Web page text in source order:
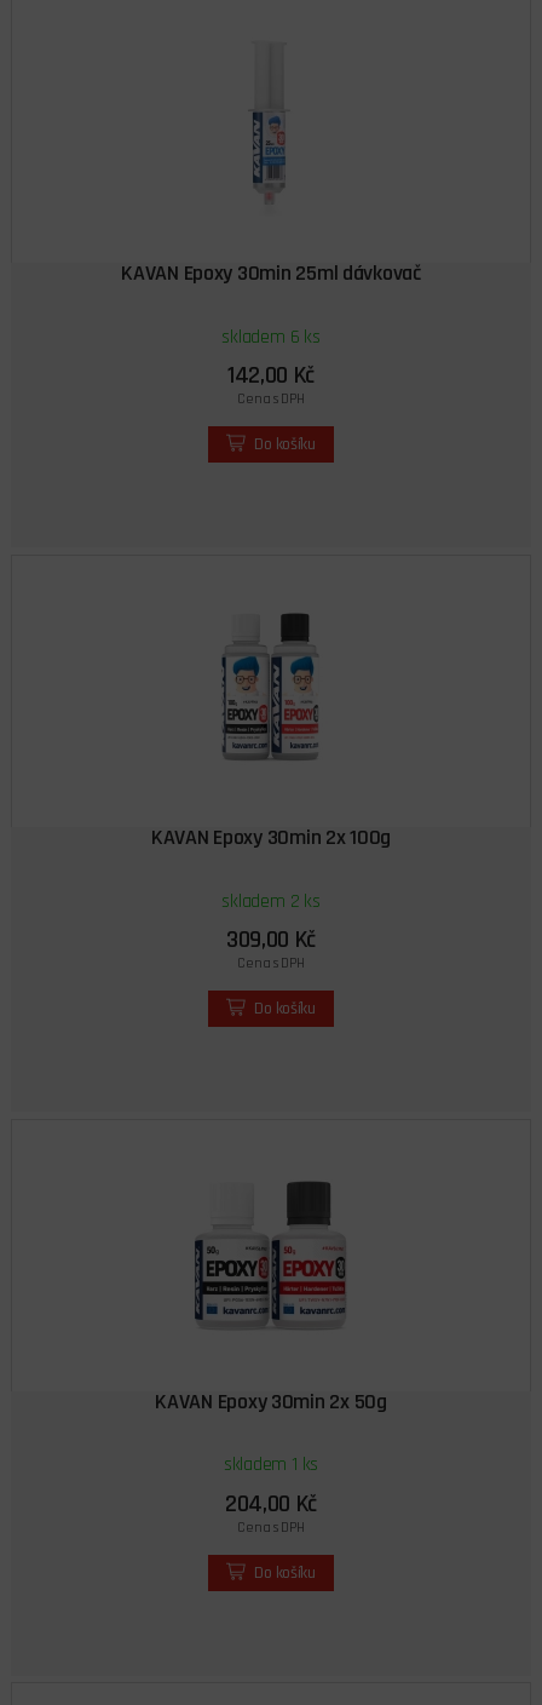
KAVAN Epoxy 30min 25ml dávkovač
skladem 6 ks
142,00 Kč
Cena s DPH
Do košíku
KAVAN Epoxy 30min 2x 100g
skladem 2 ks
309,00 Kč
Cena s DPH
Do košíku
KAVAN Epoxy 30min 2x 50g
skladem 1 ks
204,00 Kč
Cena s DPH
Do košíku